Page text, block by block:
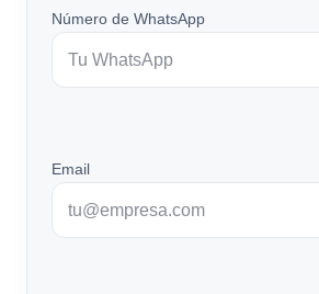
Número de WhatsApp
Email